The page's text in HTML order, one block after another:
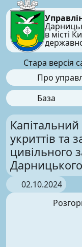
в місті
Стара версія
Про
База
укриттів та
цивільного
02.10.2024